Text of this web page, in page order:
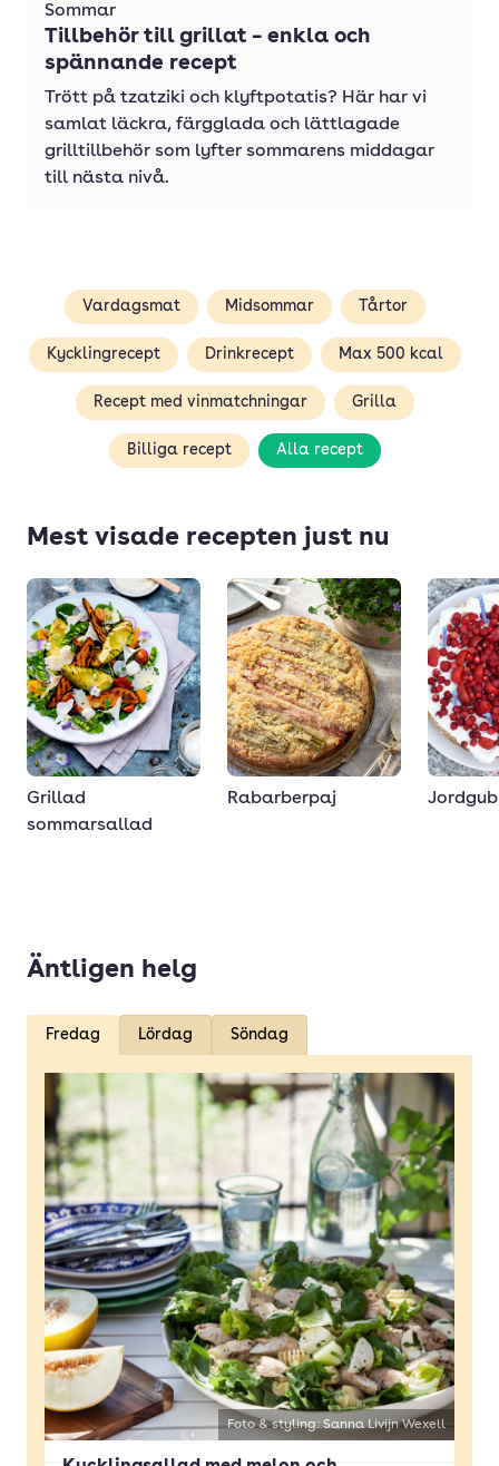
Sommar
Tillbehör till grillat – enkla och
spännande recept
Trött på tzatziki och klyftpotatis? Här har vi
samlat läckra, färgglada och lättlagade
grilltillbehör som lyfter sommarens middagar
till nästa nivå.
Vardagsmat Midsommar Tårtor
Kycklingrecept Drinkrecept Max 500 kcal
Recept med vinmatchningar Grilla
Billiga recept Alla recept
Mest visade recepten just nu
Grillad
sommarsallad
Rabarberpaj
Äntligen helg
Fredag Lördag Söndag
Foto & styling: Sanna Livijn Wexell